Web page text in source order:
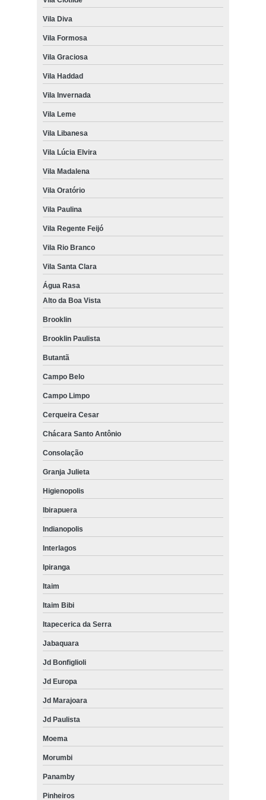
manutenção de gaveteiro grande para escritório Pirituba
Vila Diva
Vila Formosa
Vila Graciosa
Vila Haddad
Vila Invernada
Vila Leme
Vila Libanesa
Vila Lúcia Elvira
Vila Madalena
Vila Oratório
Vila Paulina
Vila Regente Feijó
Vila Rio Branco
Vila Santa Clara
Água Rasa
Alto da Boa Vista
Brooklin
Brooklin Paulista
Butantã
Campo Belo
Campo Limpo
Cerqueira Cesar
Chácara Santo Antônio
Consolação
Granja Julieta
Higienopolis
Ibirapuera
Indianopolis
Interlagos
Ipiranga
Itaim
Itaim Bibi
Itapecerica da Serra
Jabaquara
Jd Bonfiglioli
Jd Europa
Jd Marajoara
Jd Paulista
Moema
Morumbi
Panamby
Pinheiros